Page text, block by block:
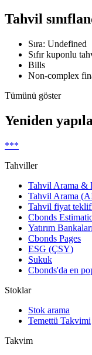
Tahvil
Sıra: Undefined
Sıfır kuponlu
Bills
Non-complex
Tümünü göster
Yeniden
***
Tahviller
Tahvil Arama &
Tahvil Arama
Tahvil fiyat
Cbonds
Yatırım
Cbonds Pages
ESG (ÇSY)
Sukuk
Cbonds'da en
Stoklar
Stok arama
Temettü Takvimi
Takvim